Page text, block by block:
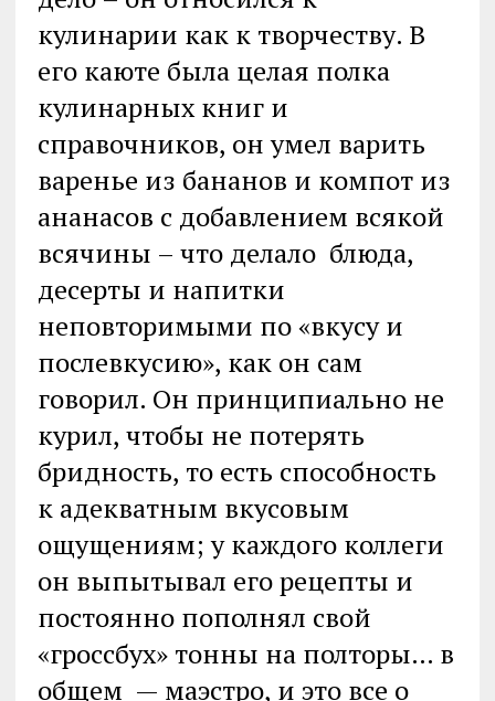
кулинарии как к творчеству. В
его каюте была целая полка
кулинарных книг и
справочников, он умел варить
варенье из бананов и компот из
ананасов с добавлением всякой
всячины – что делало блюда,
десерты и напитки
неповторимыми по «вкусу и
послевкусию», как он сам
говорил. Он принципиально не
курил, чтобы не потерять
бридность, то есть способность
к адекватным вкусовым
ощущениям; у каждого коллеги
он выпытывал его рецепты и
постоянно пополнял свой
«гроссбух» тонны на полторы… в
общем — маэстро, и это все о